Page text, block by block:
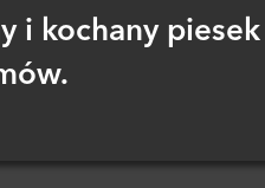
i kochany